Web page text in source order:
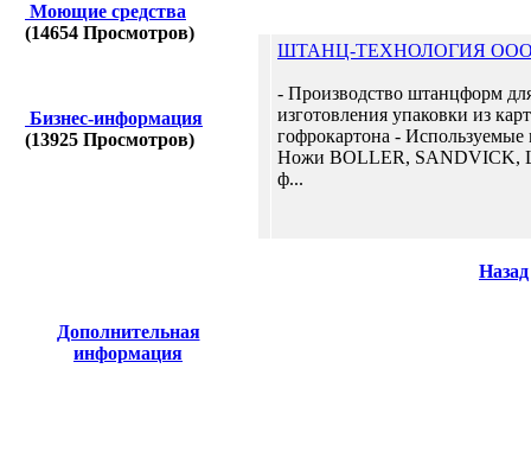
Моющие средства
(14654 Просмотров)
Бизнес-информация
(13925 Просмотров)
Дополнительная
информация
ШТАНЦ-ТЕХНОЛОГИЯ
- Производство штанцформ
изготовления упаковки из
гофрокартона - Используемые
Ножи BOLLER, SANDVICK,
ф...
Назад